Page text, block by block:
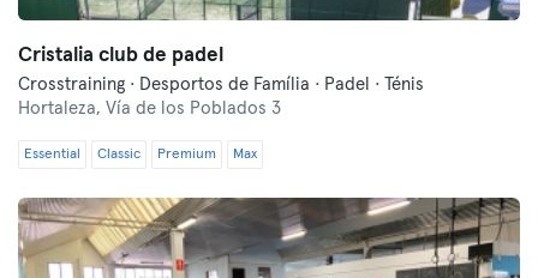
Cristalia club de padel
Crosstraining · Desportos de Família · Padel · Ténis
Hortaleza, Vía de los Poblados 3
Essential Classic Premium Max